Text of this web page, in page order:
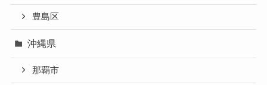
豊島区
沖縄県
那覇市